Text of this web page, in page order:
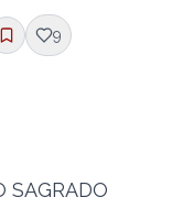
9
SAGRADO